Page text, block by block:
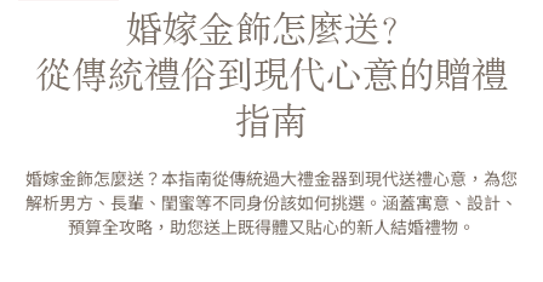
婚嫁金飾怎麼送？
從傳統禮俗到現代心意的贈禮
指南
婚嫁金飾怎麼送？本指南從傳統過大禮金器到現代送禮心意，為您
解析男方、長輩、閨蜜等不同身份該如何挑選。涵蓋寓意、設計、
預算全攻略，助您送上既得體又貼心的新人結婚禮物。